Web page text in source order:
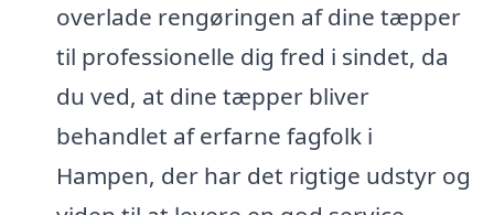
overlade rengøringen af dine tæpper
til professionelle dig fred i sindet, da
du ved, at dine tæpper bliver
behandlet af erfarne fagfolk i
Hampen, der har det rigtige udstyr og